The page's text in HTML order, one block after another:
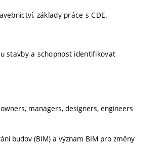
základy práce s CDE.
stavby a schopnost identifikovat
managers, designers, engineers
budov (BIM) a význam BIM pro změny